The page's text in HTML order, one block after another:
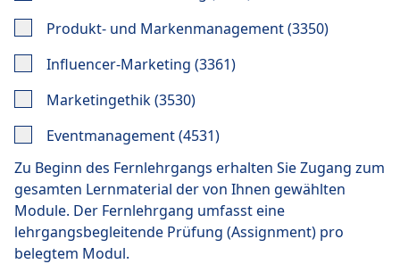
Produkt- und Markenmanagement (3350)
Influencer-Marketing (3361)
Marketingethik (3530)
Eventmanagement (4531)
Zu Beginn des Fernlehrgangs erhalten Sie Zugang zum
gesamten Lernmaterial der von Ihnen gewählten
Module. Der Fernlehrgang umfasst eine
lehrgangsbegleitende Prüfung (Assignment) pro
belegtem Modul.